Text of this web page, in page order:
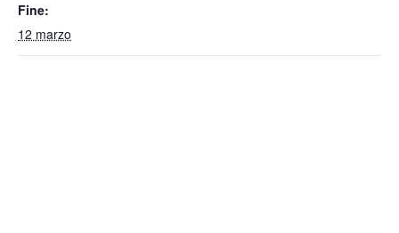
Fine:
12 marzo